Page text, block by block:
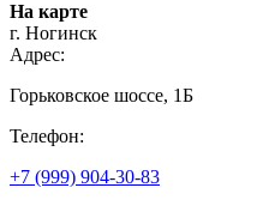
На карте
г. Ногинск
Адрес:
Горьковское шоссе, 1Б
Телефон:
+7 (999) 904-30-83